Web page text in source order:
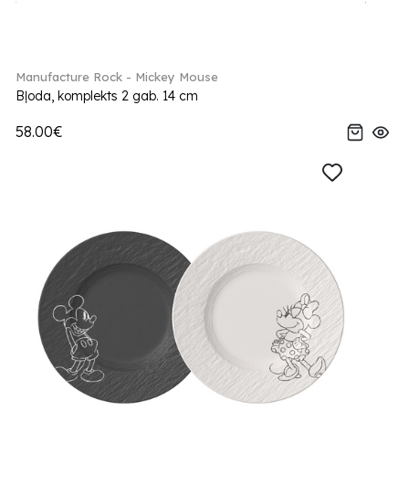
Manufacture Rock - Mickey Mouse
Bļoda, komplekts 2 gab. 14 cm
58.00€